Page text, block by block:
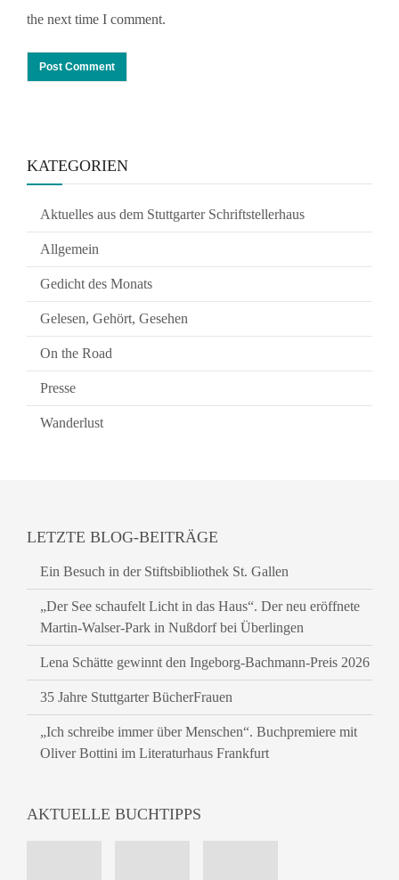
the next time I comment.
KATEGORIEN
Aktuelles aus dem Stuttgarter Schriftstellerhaus
Allgemein
Gedicht des Monats
Gelesen, Gehört, Gesehen
On the Road
Presse
Wanderlust
LETZTE BLOG-BEITRÄGE
Ein Besuch in der Stiftsbibliothek St. Gallen
„Der See schaufelt Licht in das Haus“. Der neu eröffnete
Martin-Walser-Park in Nußdorf bei Überlingen
Lena Schätte gewinnt den Ingeborg-Bachmann-Preis 2026
35 Jahre Stuttgarter BücherFrauen
„Ich schreibe immer über Menschen“. Buchpremiere mit
Oliver Bottini im Literaturhaus Frankfurt
AKTUELLE BUCHTIPPS